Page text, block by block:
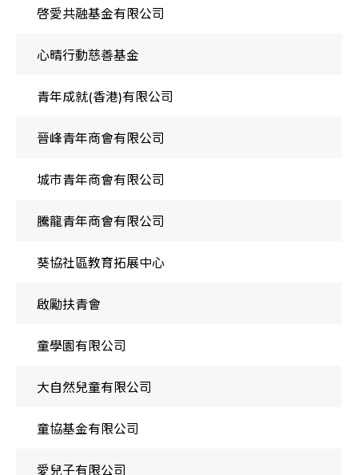
啓愛共融基金有限公司
心晴行動慈善基金
青年成就(香港)有限公司
晉峰青年商會有限公司
城市青年商會有限公司
騰龍青年商會有限公司
葵協社區教育拓展中心
啟勵扶青會
童學園有限公司
大自然兒童有限公司
童協基金有限公司
愛兒子有限公司